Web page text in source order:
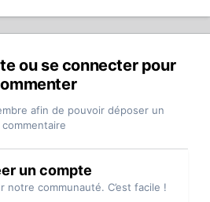
ou se connecter pour
afin de pouvoir déposer un
commentaire
un compte
notre communauté. C’est facile !